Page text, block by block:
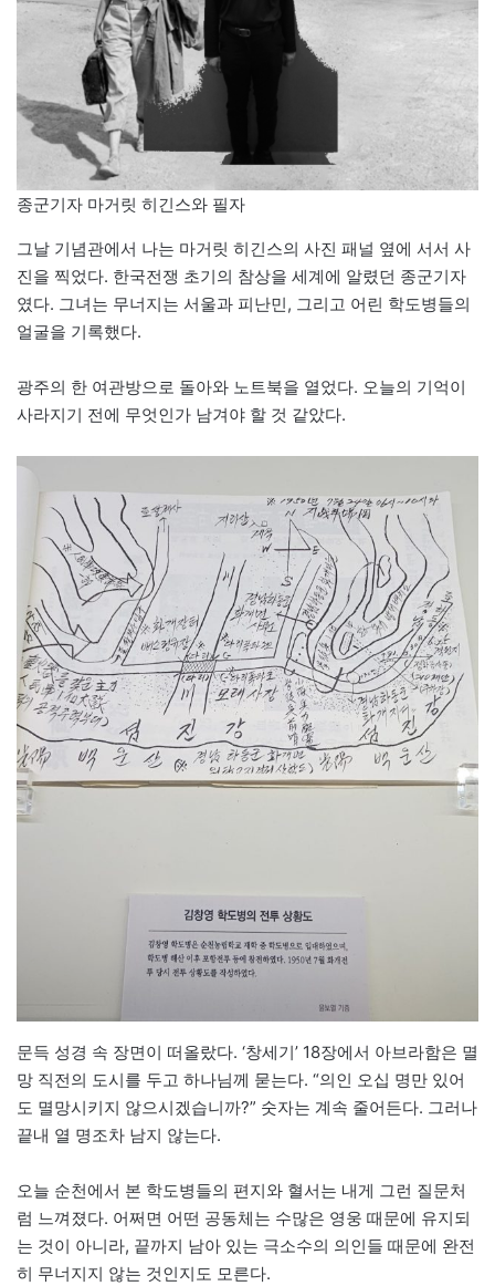
종군기자 마거릿 히긴스와 필자
그날 기념관에서 나는 마거릿 히긴스의 사진 패널 옆에 서서 사
진을 찍었다. 한국전쟁 초기의 참상을 세계에 알렸던 종군기자
였다. 그녀는 무너지는 서울과 피난민, 그리고 어린 학도병들의
얼굴을 기록했다.
광주의 한 여관방으로 돌아와 노트북을 열었다. 오늘의 기억이
사라지기 전에 무엇인가 남겨야 할 것 같았다.
문득 성경 속 장면이 떠올랐다. ‘창세기’ 18장에서 아브라함은 멸
망 직전의 도시를 두고 하나님께 묻는다. “의인 오십 명만 있어
도 멸망시키지 않으시겠습니까?” 숫자는 계속 줄어든다. 그러나
끝내 열 명조차 남지 않는다.
오늘 순천에서 본 학도병들의 편지와 혈서는 내게 그런 질문처
럼 느껴졌다. 어쩌면 어떤 공동체는 수많은 영웅 때문에 유지되
는 것이 아니라, 끝까지 남아 있는 극소수의 의인들 때문에 완전
히 무너지지 않는 것인지도 모른다.